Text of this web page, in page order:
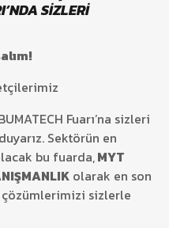
SİZLERİ
Fuarı’na sizleri
Sektörün en
bu fuarda,MYT
olarak en son
sizlerle